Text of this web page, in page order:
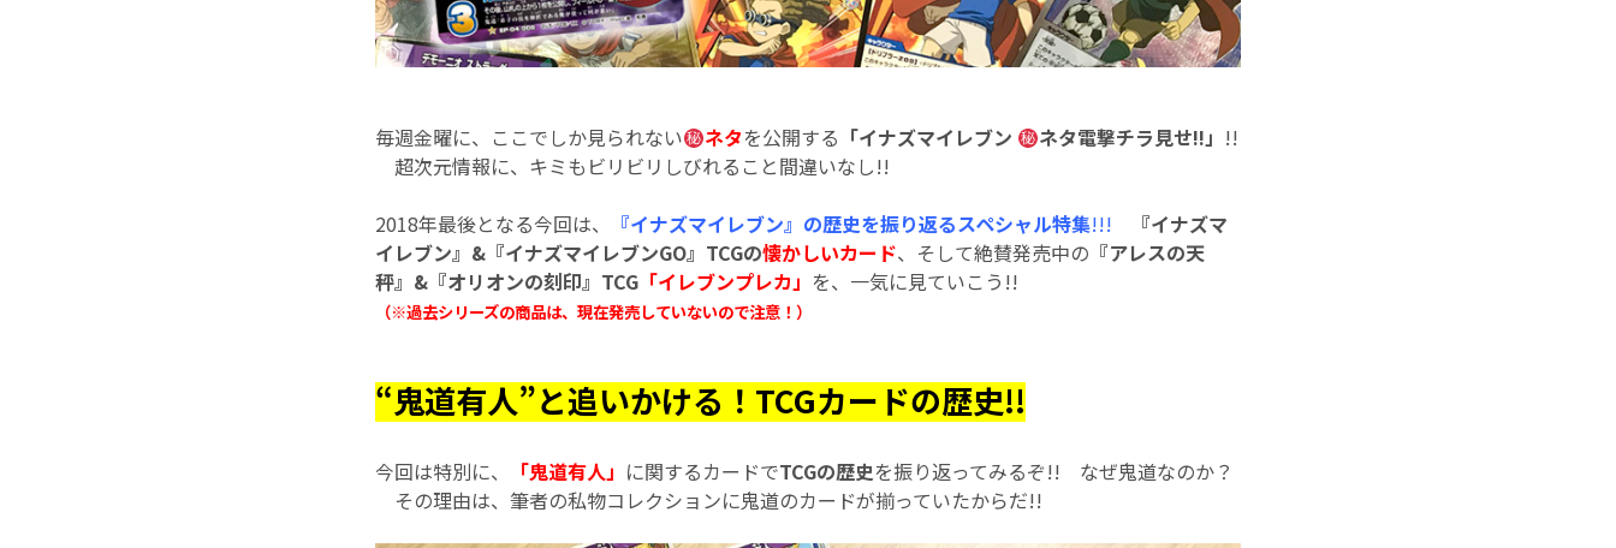
毎週金曜に、ここでしか見られない ネタを公開する 「イナズマイレブン ネタ電撃チラ見せ!!」 !!
超次元情報に、キミもビリビリしびれること間違いなし!!
2018年最後となる今回は、
『イナズマイレブン』の歴史を振り返るスペシャル特集!!!
『イナズマ
イレブン』&『イナズマイレブンGO』TCGの懐かしいカード、そして絶賛発売中の 『アレスの天
秤』&『オリオンの刻印』TCG 「イレブンプレカ」 を、一気に見ていこう!!
（※過去シリーズの商品は、現在発売していないので注意！）
“鬼道有人”と追いかける！TCGカードの歴史!!
今回は特別に、 「鬼道有人」 に関するカードでTCGの歴史を振り返ってみるぞ!! なぜ鬼道なのか？
その理由は、筆者の私物コレクションに鬼道のカードが揃っていたからだ!!